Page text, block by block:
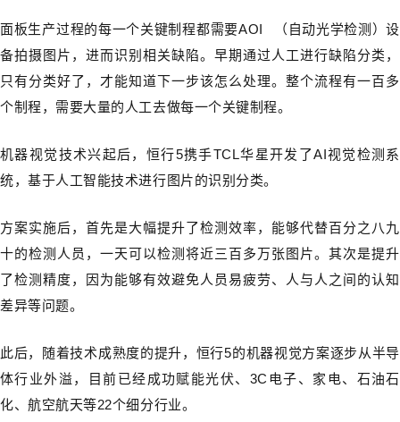
面板生产过程的每一个关键制程都需要AOI
（自动光学检测）设
备拍摄图片，进而识别相关缺陷。早期通过人工进行缺陷分类，
只有分类好了，才能知道下一步该怎么处理。整个流程有一百多
个制程，需要大量的人工去做每一个关键制程。
机器视觉技术兴起后，恒行5携手TCL华星开发了AI视觉检测系
统，基于人工智能技术进行图片的识别分类。
方案实施后，首先是大幅提升了检测效率，能够代替百分之八九
十的检测人员，一天可以检测将近三百多万张图片。其次是提升
了检测精度，因为能够有效避免人员易疲劳、人与人之间的认知
差异等问题。
此后，随着技术成熟度的提升，恒行5的机器视觉方案逐步从半导
体行业外溢，目前已经成功赋能光伏、3C电子、家电、石油石
化、航空航天等22个细分行业。